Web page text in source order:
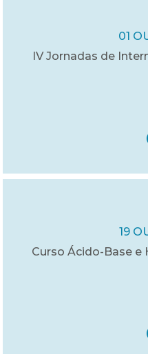
01
IV Jornadas de
19
Curso Ácido-Base